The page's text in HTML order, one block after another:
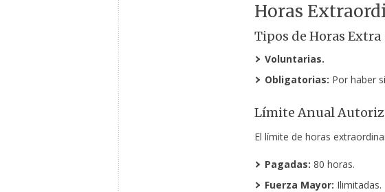
Horas
Tipos de Horas Extra
Voluntarias.
Obligatorias: Por haber
Límite Anual
El límite de horas
Pagadas: 80 horas.
Fuerza Mayor: Ilimitadas.